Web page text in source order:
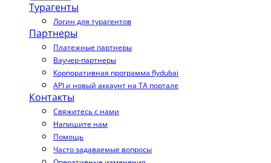
Турагенты
Логин для турагентов
Партнеры
Платежные партнеры
Ваучер-партнеры
Корпоративная программа flydubai
API и новый аккаунт на TA портале
Контакты
Свяжитесь с нами
Напишите нам
Помощь
Часто задаваемые вопросы